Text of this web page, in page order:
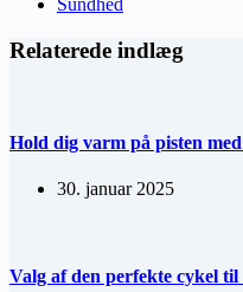
Sundhed
Relaterede indlæg
Hold dig varm på pisten
30. januar 2025
Valg af den perfekte cykel